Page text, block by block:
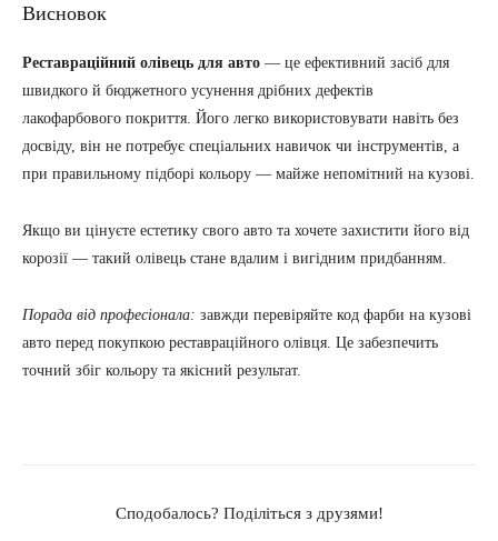
Висновок
Реставраційний олівець для авто — це ефективний засіб для
швидкого й бюджетного усунення дрібних дефектів
лакофарбового покриття. Його легко використовувати навіть без
досвіду, він не потребує спеціальних навичок чи інструментів, а
при правильному підборі кольору — майже непомітний на кузові.
Якщо ви цінуєте естетику свого авто та хочете захистити його від
корозії — такий олівець стане вдалим і вигідним придбанням.
Порада від професіонала: завжди перевіряйте код фарби на кузові
авто перед покупкою реставраційного олівця. Це забезпечить
точний збіг кольору та якісний результат.
Сподобалось? Поділіться з друзями!